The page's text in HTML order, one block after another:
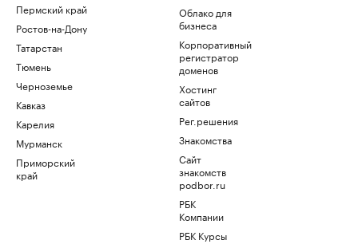
Пермский край
Ростов-на-Дону
Татарстан
Тюмень
Черноземье
Кавказ
Карелия
Мурманск
Приморский
край
Облако для
бизнеса
Корпоративный
регистратор
доменов
Хостинг
сайтов
Рег.решения
Знакомства
Сайт
знакомств
podbor.ru
РБК
Компании
РБК Курсы